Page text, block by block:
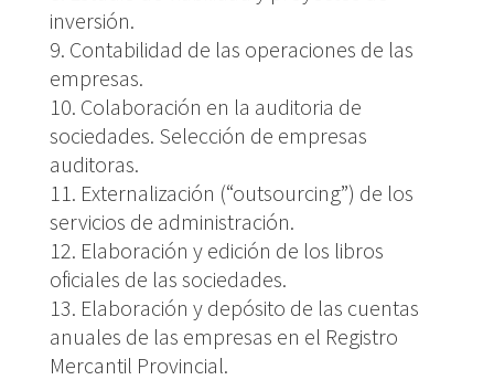
inversión.
Contabilidad de las operaciones de las
empresas.
Colaboración en la auditoria de
sociedades. Selección de empresas
auditoras.
Externalización (“outsourcing”) de los
servicios de administración.
Elaboración y edición de los libros
oficiales de las sociedades.
Elaboración y depósito de las cuentas
anuales de las empresas en el Registro
Mercantil Provincial.